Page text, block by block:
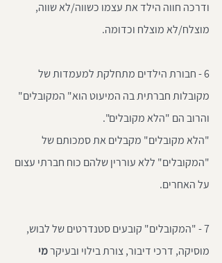
ודרכה חווה הילד את עצמו כשווה/לא שווה,
מוצלח/לא מוצלח וכדומה.
6 - חבורת הילדים מתחלקת למעמדות של
מקובלות חברתית בה המיעוט הוא" המקובלים"
והרוב הם "הלא מקובלים".
"הלא מקובלים" מקבלים את סמכותם של
"המקובלים" ללא עוררין שלהם כוח חברתי עצום
על האחרים.
7 - "המקובלים" קובעים סטנדרטים של לבוש,
מוסיקה, דרכי דיבור, צורת בילוי ובעיקר מי